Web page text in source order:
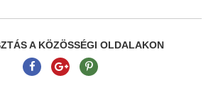
A KÖZÖSSÉGI OLDALAKON